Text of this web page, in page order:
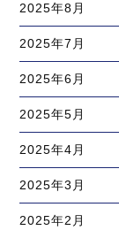
2025年8月
2025年7月
2025年6月
2025年5月
2025年4月
2025年3月
2025年2月